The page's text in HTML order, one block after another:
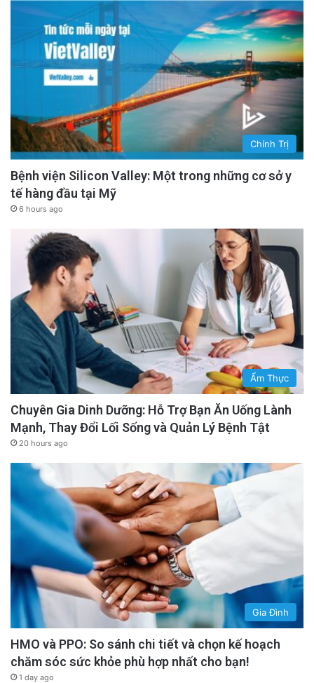
Chính Trị
Bệnh viện Silicon Valley: Một trong những cơ sở y
tế hàng đầu tại Mỹ
6 hours ago
Ẩm Thực
Chuyên Gia Dinh Dưỡng: Hỗ Trợ Bạn Ăn Uống Lành
Mạnh, Thay Đổi Lối Sống và Quản Lý Bệnh Tật
20 hours ago
Gia Đình
HMO và PPO: So sánh chi tiết và chọn kế hoạch
chăm sóc sức khỏe phù hợp nhất cho bạn!
1 day ago